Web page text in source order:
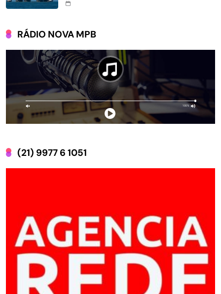
RÁDIO NOVA MPB
(21) 9977 6 1051